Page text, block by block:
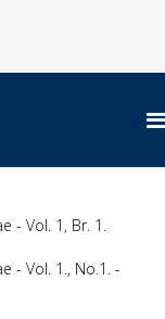
- Vol. 1, Br. 1.
- Vol. 1., No.1. -